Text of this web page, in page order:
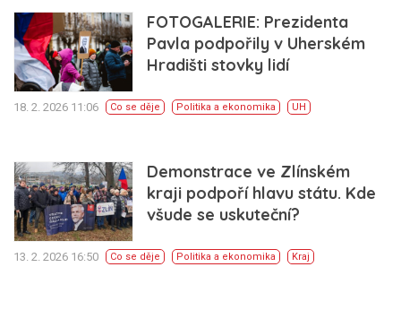
FOTOGALERIE: Prezidenta
Pavla podpořily v Uherském
Hradišti stovky lidí
18. 2. 2026 11:06 Co se děje Politika a ekonomika UH
Demonstrace ve Zlínském
kraji podpoří hlavu státu. Kde
všude se uskuteční?
13. 2. 2026 16:50 Co se děje Politika a ekonomika Kraj